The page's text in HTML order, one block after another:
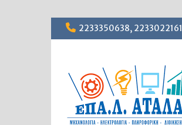
Skip
2233350638, 2233022161